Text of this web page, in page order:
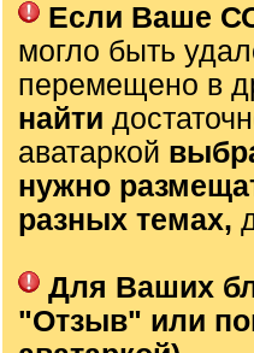
Если Ваше
могло быть
перемещено в
найти
аватаркой
нужно
разных темах,
Для Ваших
"Отзыв" или